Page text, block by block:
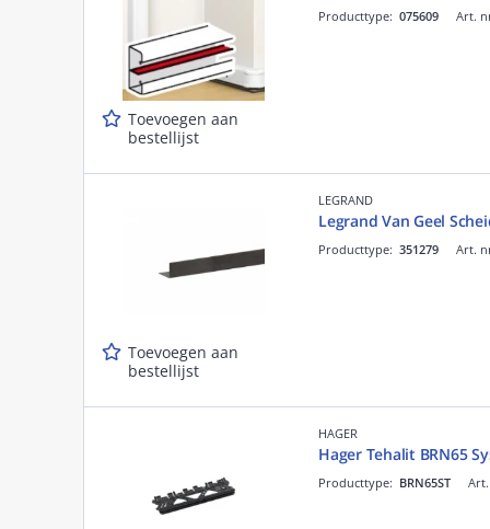
Toevoegen aan
bestellijst
Art.
Producttype: 075609
Toevoegen aan
bestellijst
LEGRAND
Legrand Van Geel
Art.
Producttype: 351279
HAGER
Hager Tehalit BRN65
Producttype: BRN65ST